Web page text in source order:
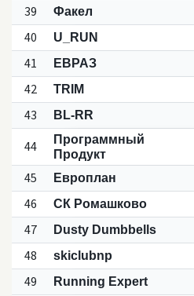
39
Факел
40
U_RUN
41
ЕВРАЗ
42
TRIM
43
BL-RR
44
Программный
Продукт
45
Европлан
46
СК Ромашково
47
Dusty Dumbbells
48
skiclubnp
49
Running Expert